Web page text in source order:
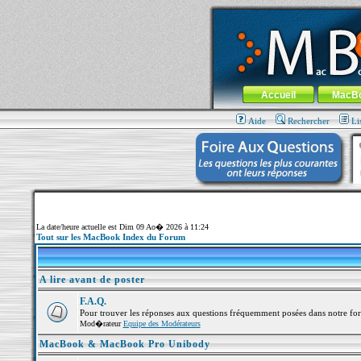
MacBook-fr.com : 100% Apple... 100%
Aller au contenu-Aller au menu
Menu général
Accueil
Aide Rechercher
La date/heure actuelle est Dim 09 Ao� 2026 à 11:24
Tout sur les MacBook Index du Forum
A lire avant de poster
F.A.Q.
Pour trouver les réponses aux questions fréquemment posées dans notre
Mod�rateurEquipe des Modérateurs
MacBook & MacBook Pro Unibody